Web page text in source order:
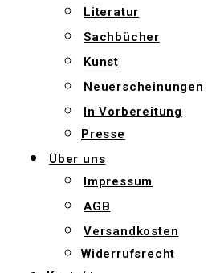
Literatur
Sachbücher
Kunst
Neuerscheinungen
In Vorbereitung
Presse
Über uns
Impressum
AGB
Versandkosten
Widerrufsrecht